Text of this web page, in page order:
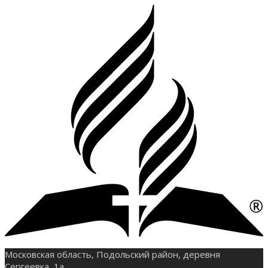
Московская область, Подольский район, деревня